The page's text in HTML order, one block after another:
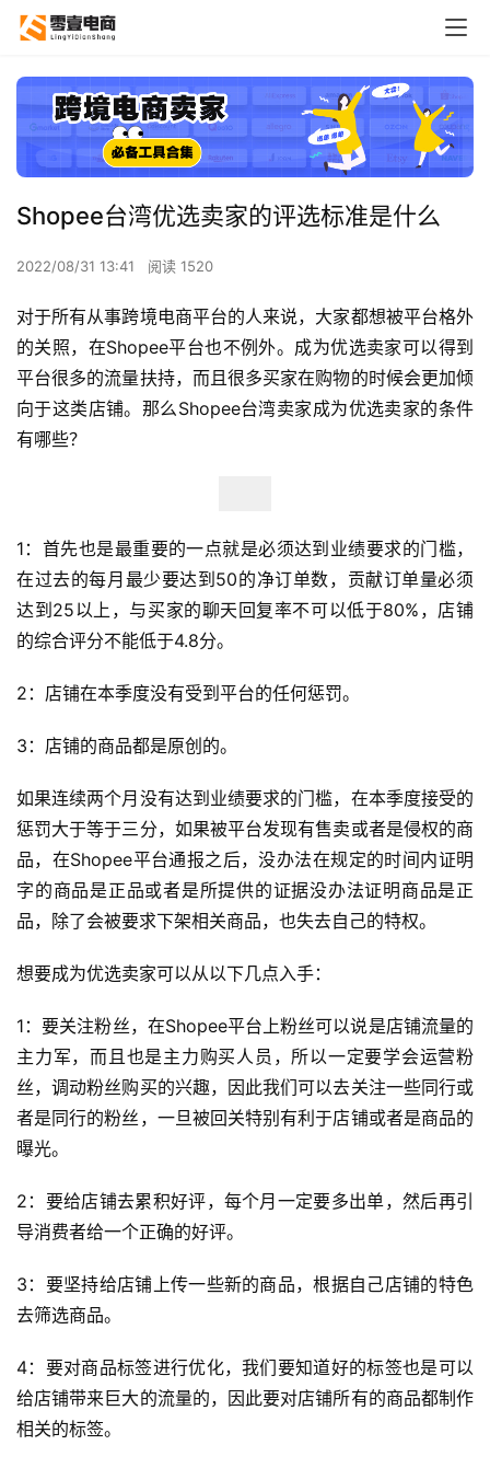
首
全
开
店
跨
境
百
Shopee台湾优选卖家的评选标准是什么
2022/08/31 13:41 阅读 1520
对于所有从事跨境电商平台的人来说，大家都想被平台格外
的关照，在Shopee平台也不例外。成为优选卖家可以得到
平台很多的流量扶持，而且很多买家在购物的时候会更加倾
向于这类店铺。那么Shopee台湾卖家成为优选卖家的条件
有哪些？
1：首先也是最重要的一点就是必须达到业绩要求的门槛，
在过去的每月最少要达到50的净订单数，贡献订单量必须
达到25以上，与买家的聊天回复率不可以低于80%，店铺
的综合评分不能低于4.8分。
2：店铺在本季度没有受到平台的任何惩罚。
3：店铺的商品都是原创的。
如果连续两个月没有达到业绩要求的门槛，在本季度接受的
惩罚大于等于三分，如果被平台发现有售卖或者是侵权的商
品，在Shopee平台通报之后，没办法在规定的时间内证明
字的商品是正品或者是所提供的证据没办法证明商品是正
品，除了会被要求下架相关商品，也失去自己的特权。
想要成为优选卖家可以从以下几点入手：
1：要关注粉丝，在Shopee平台上粉丝可以说是店铺流量的
主力军，而且也是主力购买人员，所以一定要学会运营粉
丝，调动粉丝购买的兴趣，因此我们可以去关注一些同行或
者是同行的粉丝，一旦被回关特别有利于店铺或者是商品的
曝光。
2：要给店铺去累积好评，每个月一定要多出单，然后再引
导消费者给一个正确的好评。
3：要坚持给店铺上传一些新的商品，根据自己店铺的特色
去筛选商品。
4：要对商品标签进行优化，我们要知道好的标签也是可以
给店铺带来巨大的流量的，因此要对店铺所有的商品都制作
相关的标签。